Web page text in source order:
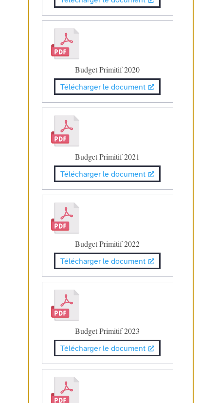
Budget Primitif 2020
Télécharger le document
Budget Primitif 2021
Télécharger le document
Budget Primitif 2022
Télécharger le document
Budget Primitif 2023
Télécharger le document